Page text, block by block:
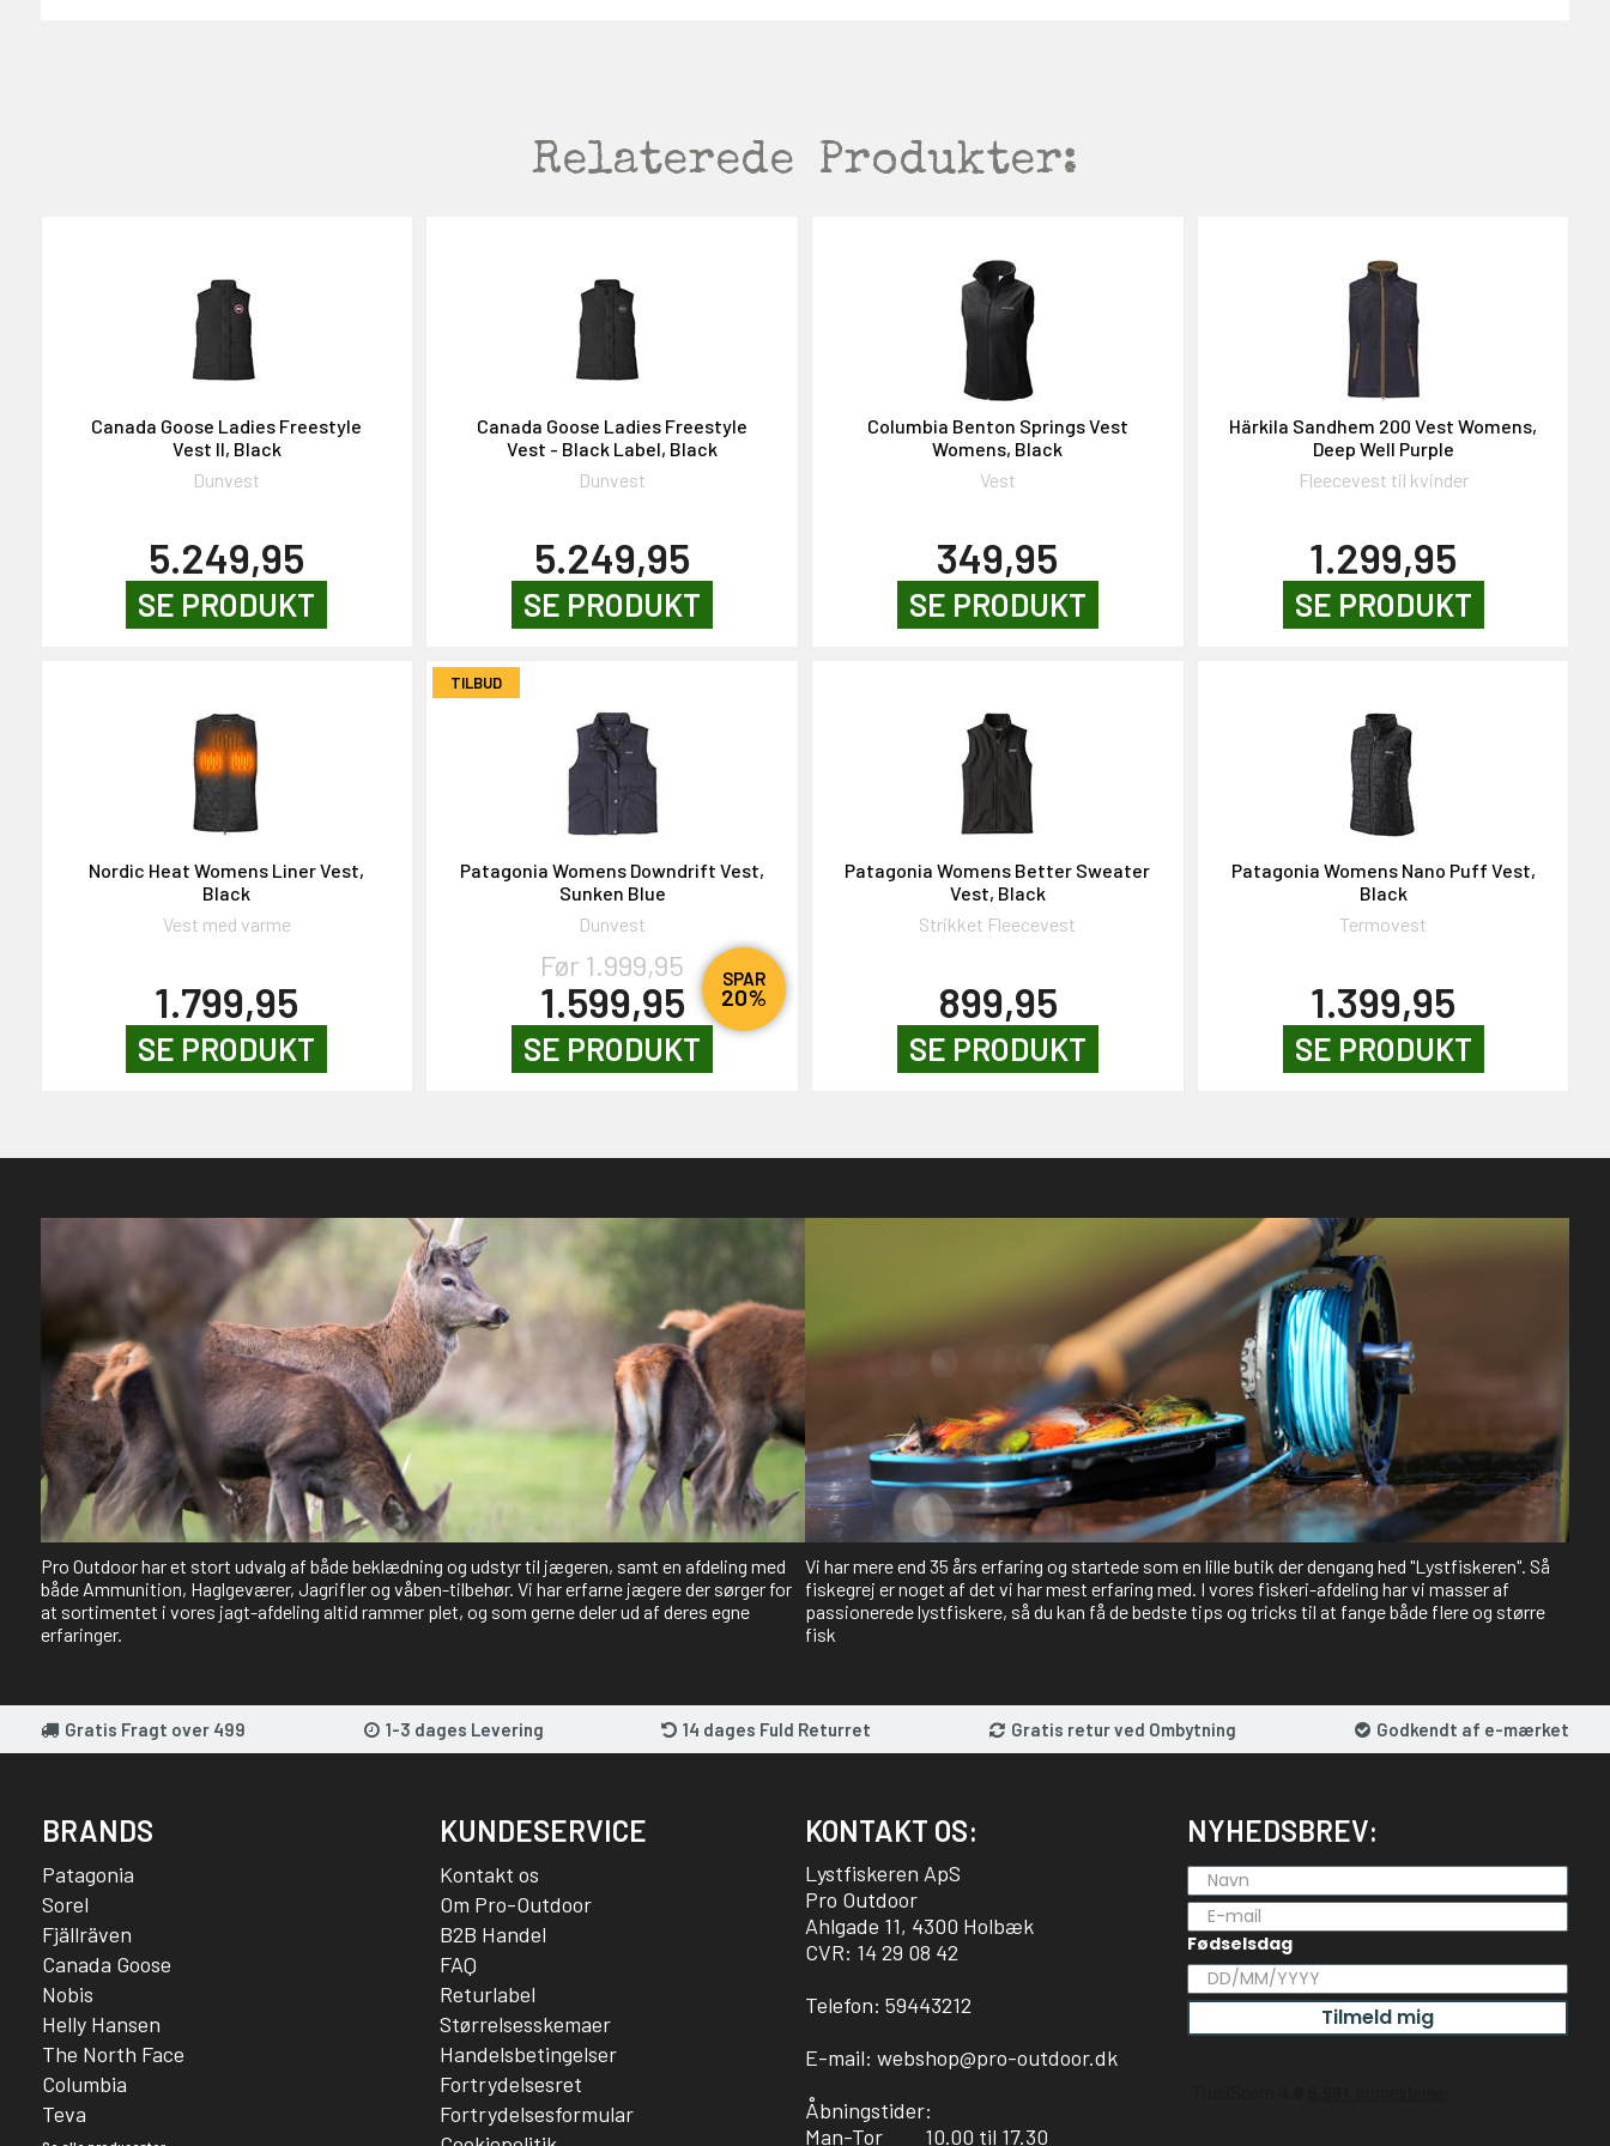
Relaterede Produkter:
Canada Goose Ladies Freestyle
Vest II, Black
Dunvest
5.249,95
SE PRODUKT
Canada Goose Ladies Freestyle
Vest - Black Label, Black
Dunvest
5.249,95
SE PRODUKT
Columbia Benton Springs Vest
Womens, Black
Vest
349,95
SE PRODUKT
Härkila Sandhem 200 Vest Womens,
Deep Well Purple
Fleecevest til kvinder
1.299,95
SE PRODUKT
Nordic Heat Womens Liner Vest,
Black
Vest med varme
1.799,95
SE PRODUKT
TILBUD
SPAR
20%
Patagonia Womens Downdrift Vest,
Sunken Blue
Dunvest
Før 1.999,95
1.599,95
SE PRODUKT
Patagonia Womens Better Sweater
Vest, Black
Strikket Fleecevest
899,95
SE PRODUKT
Patagonia Womens Nano Puff Vest,
Black
Termovest
1.399,95
SE PRODUKT
Pro Outdoor har et stort udvalg af både beklædning og udstyr til jægeren, samt en afdeling med
både Ammunition, Haglgeværer, Jagrifler og våben-tilbehør. Vi har erfarne jægere der sørger for
at sortimentet i vores jagt-afdeling altid rammer plet, og som gerne deler ud af deres egne
erfaringer.
Vi har mere end 35 års erfaring og startede som en lille butik der dengang hed "Lystfiskeren". Så
fiskegrej er noget af det vi har mest erfaring med. I vores fiskeri-afdeling har vi masser af
passionerede lystfiskere, så du kan få de bedste tips og tricks til at fange både flere og større
fisk
Gratis Fragt over 499 1-3 dages Levering 14 dages Fuld Returret Gratis retur ved Ombytning Godkendt af e-mærket
BRANDS
Patagonia
Sorel
Fjällräven
Canada Goose
Nobis
Helly Hansen
The North Face
Columbia
Teva
KUNDESERVICE
Kontakt os
Om Pro-Outdoor
B2B Handel
FAQ
Returlabel
Størrelsesskemaer
Handelsbetingelser
Fortrydelsesret
Fortrydelsesformular
KONTAKT OS:
Lystfiskeren ApS
Pro Outdoor
Ahlgade 11, 4300 Holbæk
CVR: 14 29 08 42
Telefon: 59443212
E-mail: webshop@pro-outdoor.dk
Åbningstider:
Man-Tor
10.00 til 17.30
NYHEDSBREV:
Fødselsdag
Tilmeld mig
NEJ TAK!